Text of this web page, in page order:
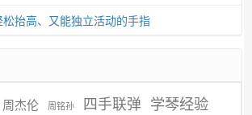
抬高、又能独立活动的手指
周杰伦 周铭孙 四手联弹 学琴经验